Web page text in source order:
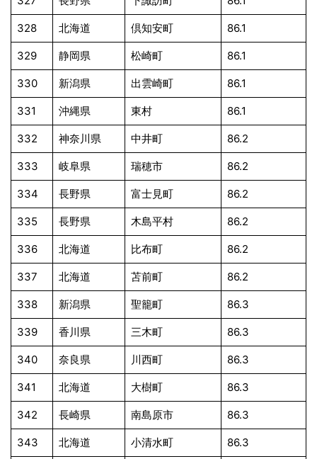
328 北海道 倶知安町 86.1
329 静岡県 松崎町 86.1
330 新潟県 出雲崎町 86.1
331 沖縄県 東村 86.1
332 神奈川県 中井町 86.2
333 岐阜県 瑞穂市 86.2
334 長野県 富士見町 86.2
335 長野県 木島平村 86.2
336 北海道 比布町 86.2
337 北海道 苫前町 86.2
338 新潟県 聖籠町 86.3
339 香川県 三木町 86.3
340 奈良県 川西町 86.3
341 北海道 大樹町 86.3
342 長崎県 南島原市 86.3
343 北海道 小清水町 86.3